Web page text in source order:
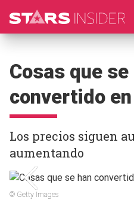
Cosas que se
convertido
Los precios siguen
aumentando
© Getty Images